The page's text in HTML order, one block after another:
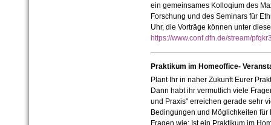
ein gemeinsames Kolloqium des
Forschung und des Seminars für
Uhr, die Vorträge können unter
https://www.conf.dfn.de/stream/
Praktikum im Homeoffice-
Plant Ihr in naher Zukunft Eurer
Dann habt ihr vermutlich viele
und Praxis" erreichen gerade sehr
Bedingungen und Möglichkeiten für